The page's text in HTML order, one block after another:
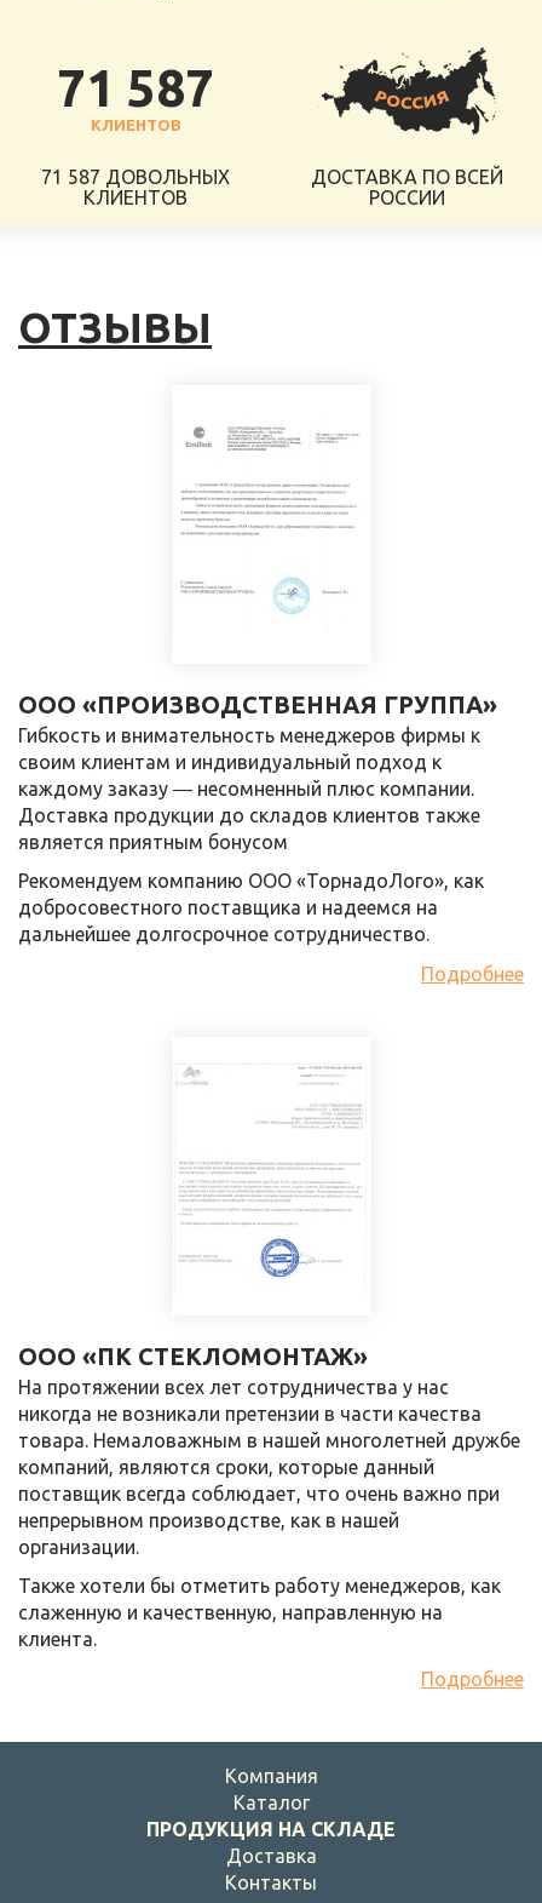
71 587
КЛИЕНТОВ
71 587 ДОВОЛЬНЫХ
КЛИЕНТОВ
ДОСТАВКА ПО ВСЕЙ
РОССИИ
ОТЗЫВЫ
ООО «ПРОИЗВОДСТВЕННАЯ ГРУППА»
Гибкость и внимательность менеджеров фирмы к
своим клиентам и индивидуальный подход к
каждому заказу ― несомненный плюс компании.
Доставка продукции до складов клиентов также
является приятным бонусом
Рекомендуем компанию ООО «ТорнадоЛого», как
добросовестного поставщика и надеемся на
дальнейшее долгосрочное сотрудничество.
Подробнее
ООО «ПК СТЕКЛОМОНТАЖ»
На протяжении всех лет сотрудничества у нас
никогда не возникали претензии в части качества
товара. Немаловажным в нашей многолетней дружбе
компаний, являются сроки, которые данный
поставщик всегда соблюдает, что очень важно при
непрерывном производстве, как в нашей
организации.
Также хотели бы отметить работу менеджеров, как
слаженную и качественную, направленную на
клиента.
Подробнее
Компания
Каталог
ПРОДУКЦИЯ НА СКЛАДЕ
Доставка
Контакты